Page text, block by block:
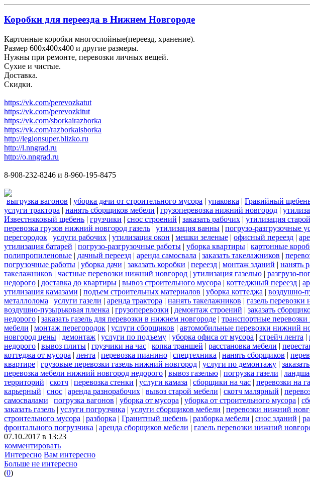
Коробки для переезда в Нижнем Новгороде
Картонные коробки многослойные(переезд, хранение).
Размер 600х400х400 и другие размеры.
Нужны при ремонте, перевозки личных вещей.
Сухие и чистые.
Доставка.
Скидки.
https://vk.com/perevozkatut
https://vk.com/perevozkitut
https://vk.com/sborkairazborka
https://vk.com/razborkaisborka
http://legionsuper.blizko.ru
http://l.nngrad.ru
http://o.nngrad.ru
8-908-232-8246 и 8-960-195-8475
выгрузка вагонов | уборка дачи от строительного мусора | упаковка | Гравийный
услуги трактора | нанять сборщиков мебели | грузоперевозка нижний новгород |
Известняковый щебень | грузчики | снос строений | заказать рабочих | утилизация
перевозка грузов нижний новгород газель | утилизация ванны | погрузо-разгрузочные
перегородок | услуги рабочих | утилизация окон | мешки зеленые | офисный переезд |
утилизация батарей | погрузо-разгрузочные работы | уборка квартиры | картонные
полипропиленовые | дачный переезд | аренда самосвала | заказать такелажников |
погрузочные работы | уборка дачи | заказать коробки | переезд | монтаж зданий | нанять
такелажников | частные перевозки нижний новгород | утилизация газелью | разгрузо-
недорого | доставка до квартиры | вывоз строительного мусора | коттеджный переезд |
утилизация камазами | подъем строительных материалов | уборка коттеджа | воздушно-
металлолома | услуги газели | аренда трактора | нанять такелажников | газель
воздушно-пузырьковая пленка | грузоперевозки | демонтаж строений | заказать
недорого | заказать газель для перевозки в нижнем новгороде | транспортные
мебели | монтаж перегородок | услуги сборщиков | автомобильные перевозки нижний
новгород цены | демонтаж | услуги по подъему | уборка офиса от мусора | стрейч лента |
недорого | вывоз плиты | грузчики на час | копка траншей | расстановка мебели |
коттеджа от мусора | лента | перевозка пианино | спецтехника | нанять сборщиков |
квартире | грузовые перевозки газель нижний новгород | услуги по демонтажу |
перевозка мебели нижний новгород недорого | вывоз газелью | погрузка газели |
территорий | скотч | перевозка стенки | услуги камаза | сборщики на час | перевозки на
карьерный | снос | аренда разнорабочих | вывоз старой мебели | скотч малярный |
самосвалами | погрузка вагонов | уборка от мусора | уборка от строительного мусора |
заказать газель | услуги погрузчика | услуги сборщиков мебели | перевозки нижний
строительного мусора | разборка | Гранитный щебень | разборка мебели | снос зданий |
фронтального погрузчика | аренда сборщиков мебели | газель перевозки нижний
07.10.2017 в 13:23
комментировать
Интересно Вам интересно
Больше не интересно
(0)